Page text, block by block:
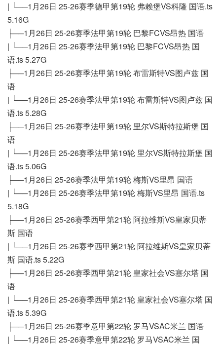
| └──1月26日 25-26赛季德甲第19轮 弗赖堡VS科隆 国语.ts
5.16G
├──1月26日 25-26赛季法甲第19轮 巴黎FCVS昂热 国语
| └──1月26日 25-26赛季法甲第19轮 巴黎FCVS昂热 国
语.ts 5.27G
├──1月26日 25-26赛季法甲第19轮 布雷斯特VS图卢兹 国
语
| └──1月26日 25-26赛季法甲第19轮 布雷斯特VS图卢兹 国
语.ts 5.28G
├──1月26日 25-26赛季法甲第19轮 里尔VS斯特拉斯堡 国
语
| └──1月26日 25-26赛季法甲第19轮 里尔VS斯特拉斯堡 国
语.ts 5.06G
├──1月26日 25-26赛季法甲第19轮 梅斯VS里昂 国语
| └──1月26日 25-26赛季法甲第19轮 梅斯VS里昂 国语.ts
5.18G
├──1月26日 25-26赛季西甲第21轮 阿拉维斯VS皇家贝蒂
斯 国语
| └──1月26日 25-26赛季西甲第21轮 阿拉维斯VS皇家贝蒂
斯 国语.ts 5.22G
├──1月26日 25-26赛季西甲第21轮 皇家社会VS塞尔塔 国
语
| └──1月26日 25-26赛季西甲第21轮 皇家社会VS塞尔塔 国
语.ts 5.39G
├──1月26日 25-26赛季意甲第22轮 罗马VSAC米兰 国语
| └──1月26日 25-26赛季意甲第22轮 罗马VSAC米兰 国